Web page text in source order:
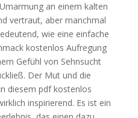
an einem kalten
vertraut, aber manchmal
wie eine einfache
kostenlos Aufregung
Gefühl von Sehnsucht
Der Mut und die
diesem pdf kostenlos
inspirierend. Es ist ein